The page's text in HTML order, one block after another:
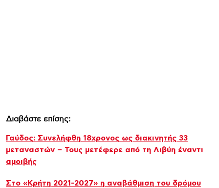
Διαβάστε επίσης:
Γαύδος: Συνελήφθη 18χρονος ως διακινητής 33
μεταναστών – Τους μετέφερε από τη Λιβύη έναντι
αμοιβής
Στο «Κρήτη 2021-2027» η αναβάθμιση του δρόμου